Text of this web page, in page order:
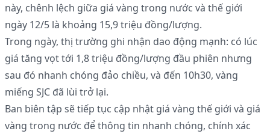
này, chênh lệch giữa giá vàng trong nước và thế giới
ngày 12/5 là khoảng 15,9 triệu đồng/lượng.
Trong ngày, thị trường ghi nhận dao động mạnh: có lúc
giá tăng vọt tới 1,8 triệu đồng/lượng đầu phiên nhưng
sau đó nhanh chóng đảo chiều, và đến 10h30, vàng
miếng SJC đã lùi trở lại.
Ban biên tập sẽ tiếp tục cập nhật giá vàng thế giới và giá
vàng trong nước để thông tin nhanh chóng, chính xác